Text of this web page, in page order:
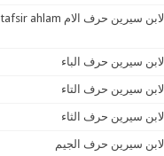
تفسير الاحلام لابن سيرين حرف الام tafsir ahlam
سيرين حرف الباء
سيرين حرف التاء
سيرين حرف الثاء
لابن سيرين حرف الجيم